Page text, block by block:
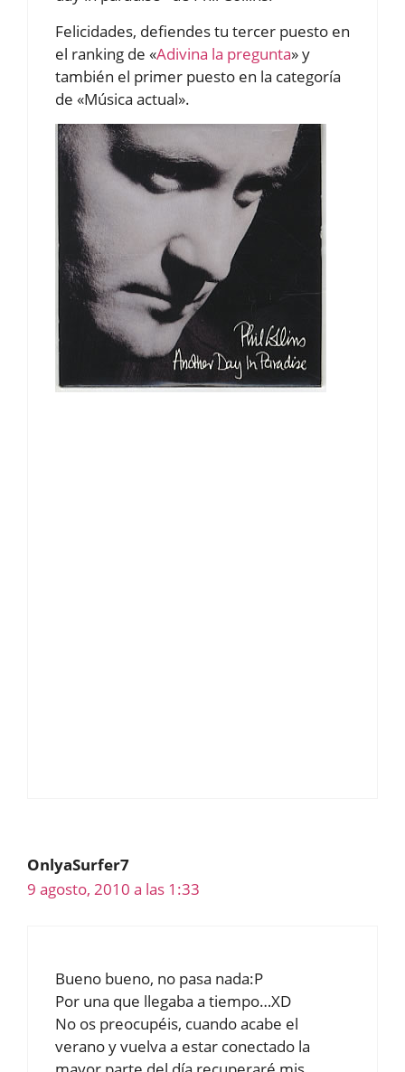
Felicidades, defiendes tu tercer puesto en
el ranking de «Adivina la pregunta» y
también el primer puesto en la categoría
de «Música actual».
OnlyaSurfer7
9 agosto, 2010 a las 1:33
Bueno bueno, no pasa nada:P
Por una que llegaba a tiempo…XD
No os preocupéis, cuando acabe el
verano y vuelva a estar conectado la